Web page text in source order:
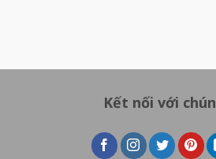
Kết nối với